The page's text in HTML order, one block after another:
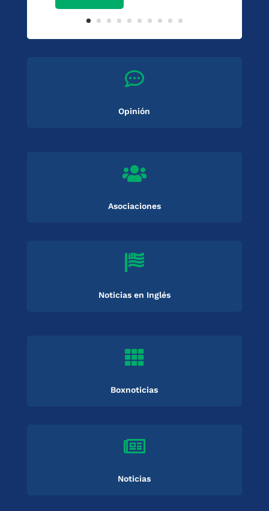

Opinión

Asociaciones

Noticias en Inglés

Boxnoticias

Noticias